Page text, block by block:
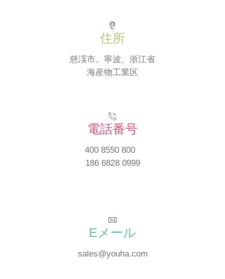
住所
慈渓市、寧波、浙江省
海産物工業区
電話番号
400 8550 800
‭186 6828 0999‬
Eメール
sales@youha.com